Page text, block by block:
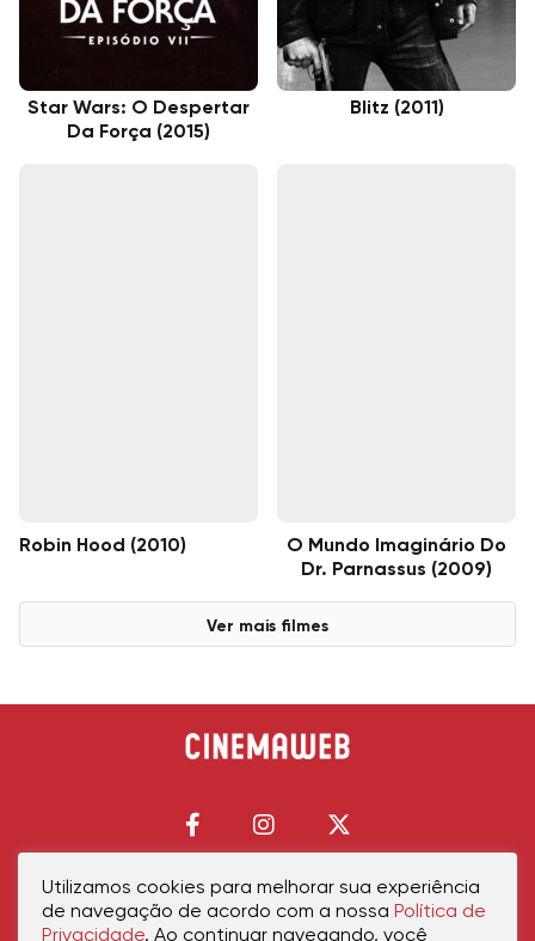
Star Wars: O Despertar
Da Força (2015)
Blitz (2011)
Robin Hood (2010)
O Mundo Imaginário Do
Dr. Parnassus (2009)
Ver mais filmes
Início Política de PrivacidadePolítica de CookiesContatoSobre Nós
Utilizamos cookies para melhorar sua experiência
de navegação de acordo com a nossa Política de
Privacidade. Ao continuar navegando, você